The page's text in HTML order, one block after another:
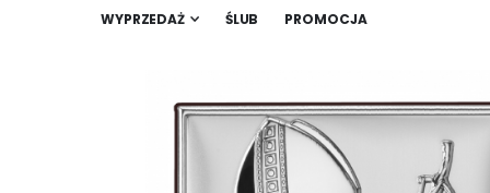
WYPRZEDAŻ ŚLUB PROMOCJA